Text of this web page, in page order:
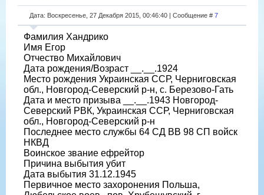
Дата: Воскресенье, 27 Декабря 2015, 00:46:40 | Сообщение # 7
Фамилия Хандрико
Имя Егор
Отчество Михайлович
Дата рождения/Возраст __.__.1924
Место рождения Украинская ССР, Черниговская
обл., Новгород-Северский р-н, с. Березово-Гать
Дата и место призыва __.__.1943 Новгород-
Северский РВК, Украинская ССР, Черниговская
обл., Новгород-Северский р-н
Последнее место службы 64 СД ВВ 98 СП войск
НКВД
Воинское звание ефрейтор
Причина выбытия убит
Дата выбытия 31.12.1945
Первичное место захоронения Польша,